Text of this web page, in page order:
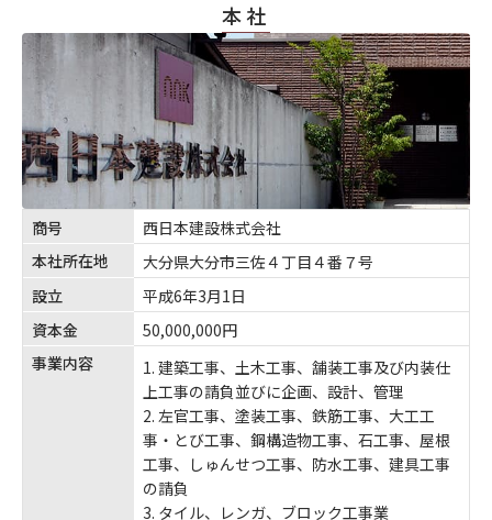
本社
商号
西日本建設株式会社
本社所在地
大分県大分市三佐４丁目４番７号
設立
平成6年3月1日
資本金
50,000,000円
事業内容
建築工事、土木工事、舗装工事及び内装仕
上工事の請負並びに企画、設計、管理
左官工事、塗装工事、鉄筋工事、大工工
事・とび工事、鋼構造物工事、石工事、屋根
工事、しゅんせつ工事、防水工事、建具工事
の請負
タイル、レンガ、ブロック工事業